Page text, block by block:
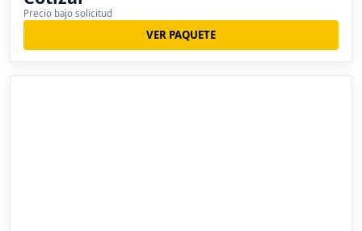
Precio bajo solicitud
VER PAQUETE